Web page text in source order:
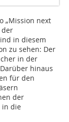
„Mission next
der
in diesem
zu sehen: Der
in der
hinaus
für den
der
in die